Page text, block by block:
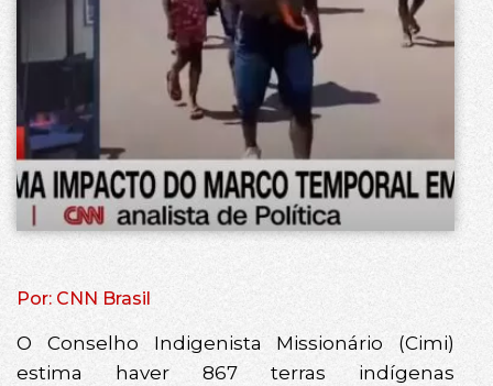
Por: CNN Brasil
O Conselho Indigenista Missionário (Cimi)
estima haver 867 terras indígenas